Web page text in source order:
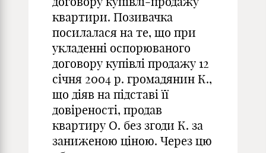
квартири. Позивачка
посилалася на те, що при
укладенні оспорюваного
договору купівлі продажу 12
січня 2004 р. громадянин К.,
що діяв на підставі її
довіреності, продав
квартиру О. без згоди К. за
заниженою ціною. Через цю